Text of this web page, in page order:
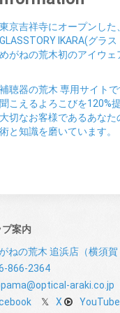
東京吉祥寺にオープンし
GLASSTORY IKARA(グラ
めがねの荒木初のアイウェ
補聴器の荒木 専用サイト
聞こえるよろこびを120%
大切なお客様であるあな
術と知識を磨いています。
案内
ねの荒木 追浜店（横須賀
866-2364
araki.co.jp
X YouTube